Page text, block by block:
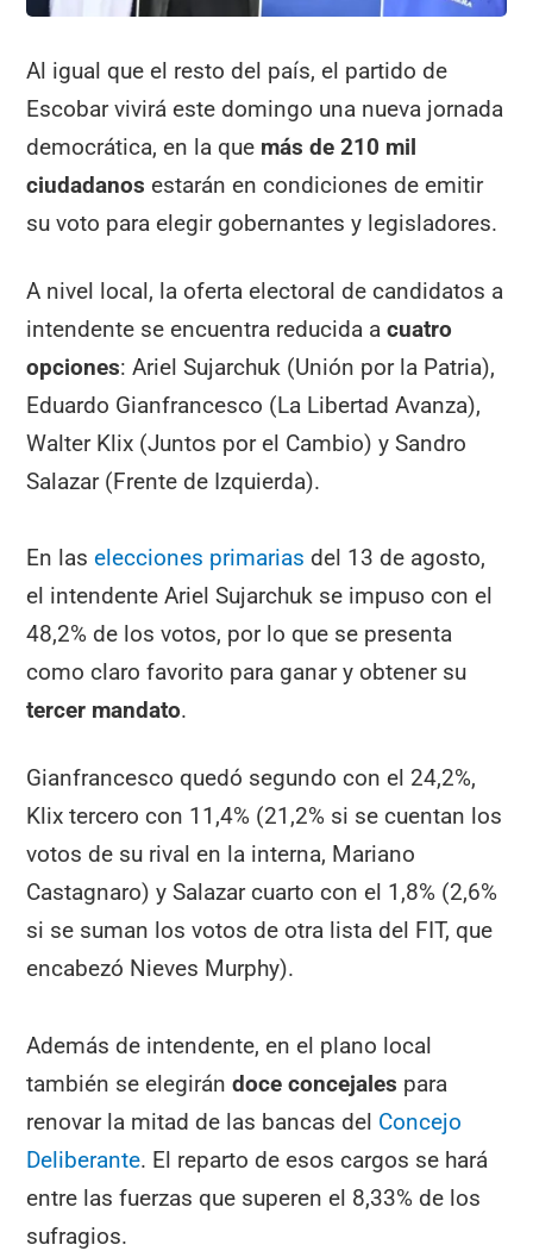
Al igual que el resto del país, el partido de
Escobar vivirá este domingo una nueva jornada
democrática, en la que más de 210 mil
ciudadanos estarán en condiciones de emitir
su voto para elegir gobernantes y legisladores.
A nivel local, la oferta electoral de candidatos a
intendente se encuentra reducida acuatro
opciones: Ariel Sujarchuk (Unión por la Patria),
Eduardo Gianfrancesco (La Libertad Avanza),
Walter Klix (Juntos por el Cambio) y Sandro
Salazar (Frente de Izquierda).
En laselecciones primarias del 13 de agosto,
el intendente Ariel Sujarchuk se impuso con el
48,2% de los votos, por lo que se presenta
como claro favorito para ganar y obtener su
tercer mandato.
Gianfrancesco quedó segundo con el 24,2%,
Klix tercero con 11,4% (21,2% si se cuentan los
votos de su rival en la interna, Mariano
Castagnaro) y Salazar cuarto con el 1,8% (2,6%
si se suman los votos de otra lista del FIT, que
encabezó Nieves Murphy).
Además de intendente, en el plano local
también se elegirándoce concejales para
renovar la mitad de las bancas del Concejo
Deliberante. El reparto de esos cargos se hará
entre las fuerzas que superen el 8,33% de los
sufragios.